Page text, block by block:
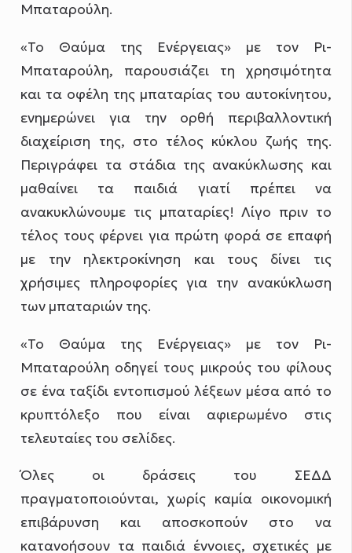
Μπαταρούλη.
«Το Θαύμα της Ενέργειας» με τον Ρι-
Μπαταρούλη, παρουσιάζει τη χρησιμότητα
και τα οφέλη της μπαταρίας του αυτοκίνητου,
ενημερώνει για την ορθή περιβαλλοντική
διαχείριση της, στο τέλος κύκλου ζωής της.
Περιγράφει τα στάδια της ανακύκλωσης και
μαθαίνει τα παιδιά γιατί πρέπει να
ανακυκλώνουμε τις μπαταρίες! Λίγο πριν το
τέλος τους φέρνει για πρώτη φορά σε επαφή
με την ηλεκτροκίνηση και τους δίνει τις
χρήσιμες πληροφορίες για την ανακύκλωση
των μπαταριών της.
«Το Θαύμα της Ενέργειας» με τον Ρι-
Μπαταρούλη οδηγεί τους μικρούς του φίλους
σε ένα ταξίδι εντοπισμού λέξεων μέσα από το
κρυπτόλεξο που είναι αφιερωμένο στις
τελευταίες του σελίδες.
Όλες οι δράσεις του ΣΕΔΔ
πραγματοποιούνται, χωρίς καμία οικονομική
επιβάρυνση και αποσκοπούν στο να
κατανοήσουν τα παιδιά έννοιες, σχετικές με